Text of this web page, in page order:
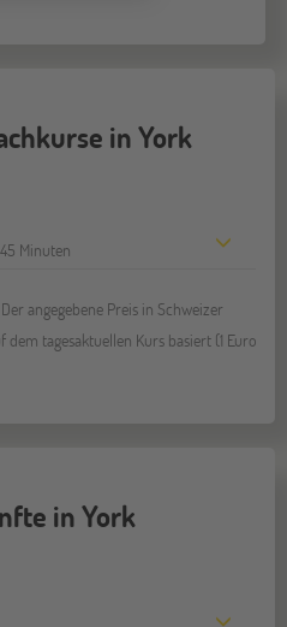
in York
Minuten
angegebene Preis in Schweizer
tagesaktuellen Kurs basiert (1 Euro
in York